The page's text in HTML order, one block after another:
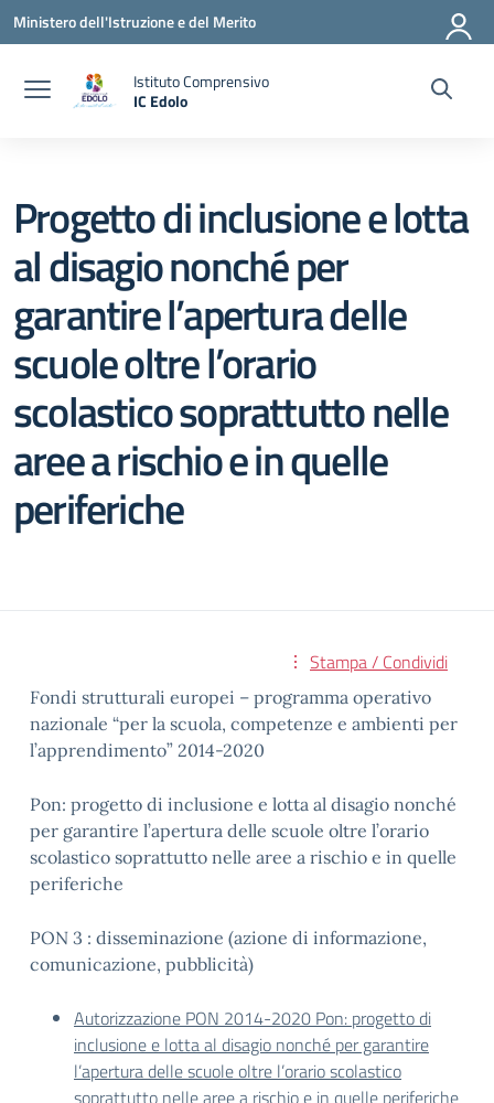
Vai ai contenuti
Vai al menu di navigazione
Vai al footer
Ministero dell'Istruzione e del Merito
Istituto Comprensivo
IC Edolo
Progetto di inclusione e lotta
al disagio nonché per
garantire l’apertura delle
scuole oltre l’orario
scolastico soprattutto nelle
aree a rischio e in quelle
periferiche
Stampa / Condividi
Fondi strutturali europei – programma operativo
nazionale “per la scuola, competenze e ambienti per
l’apprendimento” 2014-2020
Pon: progetto di inclusione e lotta al disagio nonché
per garantire l’apertura delle scuole oltre l’orario
scolastico soprattutto nelle aree a rischio e in quelle
periferiche
PON 3 : disseminazione (azione di informazione,
comunicazione, pubblicità)
Autorizzazione PON 2014-2020 Pon: progetto di
inclusione e lotta al disagio nonché per garantire
l’apertura delle scuole oltre l’orario scolastico
soprattutto nelle aree a rischio e in quelle periferiche